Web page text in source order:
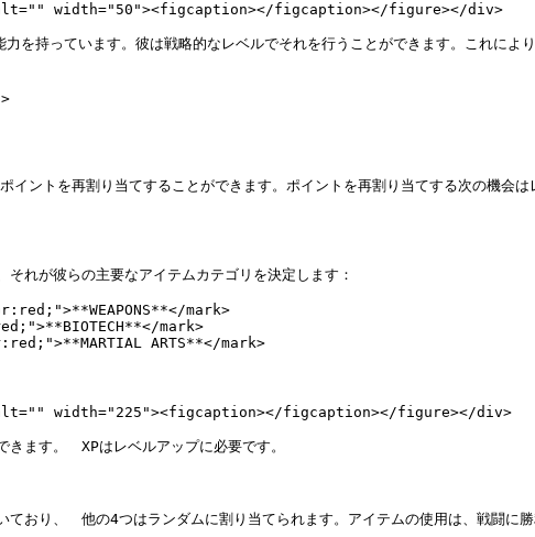
width="50"><figcaption></figcaption></figure></div>
を持っています。彼は戦略的なレベルでそれを行うことができます。これによ
ントを再割り当てすることができます。ポイントを再割り当てする次の機会は
れが彼らの主要なアイテムカテゴリを決定します：
mark>
mark>
ARTS**</mark>
width="225"><figcaption></figcaption></figure></div>
ます。　XPはレベルアップに必要です。
おり、　他の4つはランダムに割り当てられます。アイテムの使用は、戦闘に